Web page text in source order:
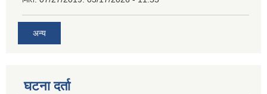
अन्य
घटना दर्ता